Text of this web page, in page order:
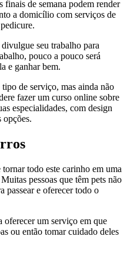
finais de semana podem render
a domicílio com serviços de
seu trabalho para
pouco a pouco será
e ganhar bem.
de serviço, mas ainda não
fazer um curso online sobre
especialidades, com design
opções.
todo este carinho em uma
pessoas que têm pets não
passear e oferecer todo o
oferecer um serviço em que
ou então tomar cuidado deles